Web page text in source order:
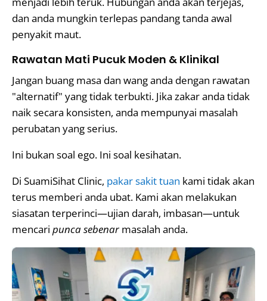
dan anda mungkin terlepas pandang tanda awal
penyakit maut.
Rawatan Mati Pucuk Moden & Klinikal
Jangan buang masa dan wang anda dengan rawatan
"alternatif" yang tidak terbukti. Jika zakar anda tidak
naik secara konsisten, anda mempunyai masalah
perubatan yang serius.
Ini bukan soal ego. Ini soal kesihatan.
Di SuamiSihat Clinic, pakar sakit tuan kami tidak akan
terus memberi anda ubat. Kami akan melakukan
siasatan terperinci—ujian darah, imbasan—untuk
mencari punca sebenarmasalah anda.